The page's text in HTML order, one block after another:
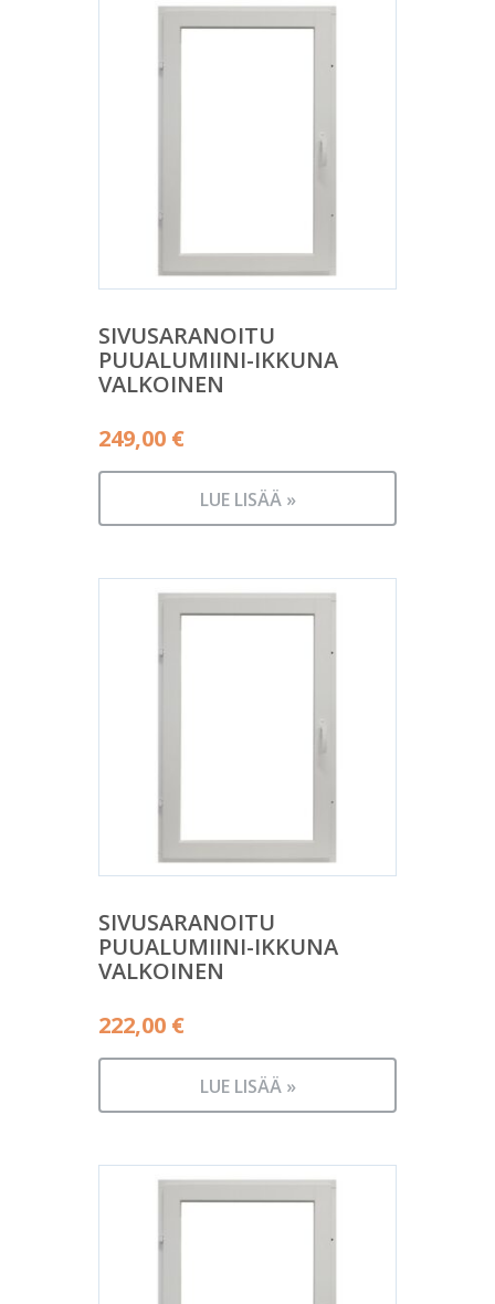
SIVUSARANOITU
PUUALUMIINI-IKKUNA
VALKOINEN
249,00 €
LUE LISÄÄ »
SIVUSARANOITU
PUUALUMIINI-IKKUNA
VALKOINEN
222,00 €
LUE LISÄÄ »